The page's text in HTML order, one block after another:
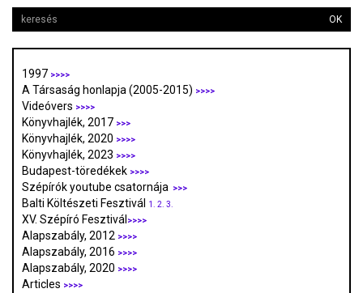
OK
1997 >>>>
A Társaság honlapja (2005-2015) >>>>
Videóvers >>>>
Könyvhajlék, 2017 >>>
Könyvhajlék, 2020 >>>>
Könyvhajlék, 2023 >>>>
Budapest-töredékek >>>>
Szépírók youtube csatornája >>>
Balti Költészeti Fesztivál 1. 2. 3.
XV. Szépíró Fesztivál >>>>
Alapszabály, 2012 >>>>
Alapszabály, 2016 >>>>
Alapszabály, 2020 >>>>
Articles >>>>